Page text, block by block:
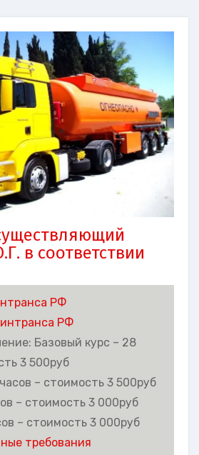
в соответствии
РФ
РФ
Базовый курс – 28
3 500руб
часов – стоимость 3 500руб
– стоимость 3 000руб
– стоимость 3 000руб
требования